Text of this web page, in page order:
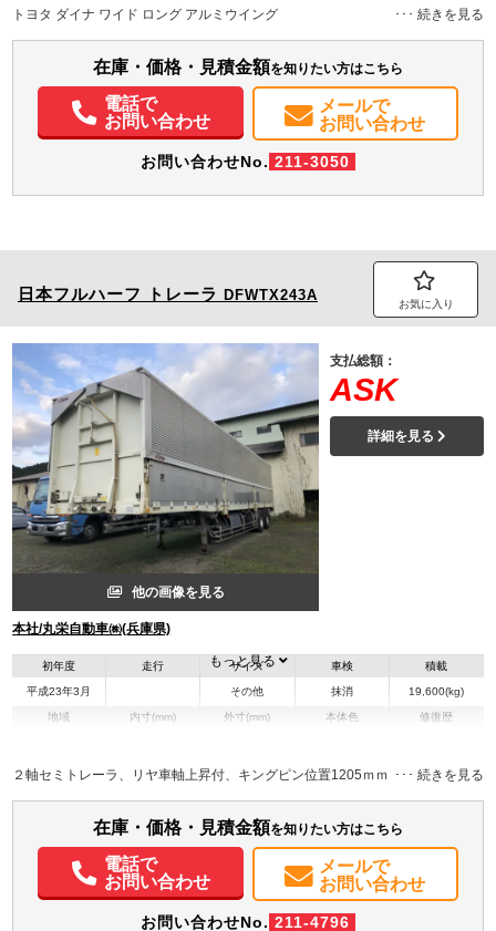
H:2,236
H:3,170
電動格納ミラー
ETC バックモニター
トヨタ ダイナ ワイド ロング アルミウイング
在庫・価格・見積金額を知りたい方はこちら
電話で
お問い合わせ
メールで
お問い合わせ
お問い合わせNo. 211-3050
日本フルハーフ トレーラ DFWTX243A
お気に入り
他の画像を見る
本社/丸栄自動車㈱(兵庫県)
支払総額：
ASK
詳細を見る
初年度
平成23年3月
走行 サイズ
その他
車検
抹消
積載
19,600(kg)
地域 内寸(mm)
H:2,245
外寸(mm)
H:3,750
本体色 修復歴
もっと見る
２軸セミトレーラ、リヤ車軸上昇付、キングピン位置1205ｍｍ
在庫・価格・見積金額を知りたい方はこちら
電話で
お問い合わせ
メールで
お問い合わせ
お問い合わせNo. 211-4796